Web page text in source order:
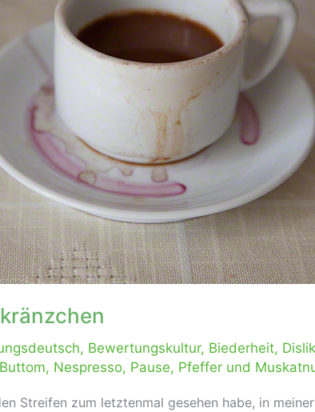
, Bewertungskultur, Biederheit,
, Nespresso, Pause, Pfeffer und
Streifen zum letztenmal gesehen habe, in